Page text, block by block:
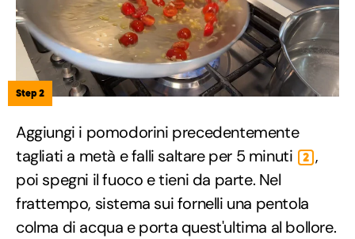
Step 2
Aggiungi i pomodorini precedentemente
tagliati a metà e falli saltare per 5 minuti
2 ,
poi spegni il fuoco e tieni da parte. Nel
frattempo, sistema sui fornelli una pentola
colma di acqua e porta quest'ultima al bollore.